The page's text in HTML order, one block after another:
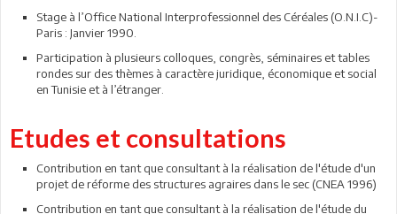
Stage à l’Office National Interprofessionnel des Céréales (O.N.I.C)-
Paris : Janvier 1990.
Participation à plusieurs colloques, congrès, séminaires et tables
rondes sur des thèmes à caractère juridique, économique et social
en Tunisie et à l’étranger.
Etudes et consultations
Contribution en tant que consultant à la réalisation de l'étude d'un
projet de réforme des structures agraires dans le sec (CNEA 1996)
Contribution en tant que consultant à la réalisation de l'étude du